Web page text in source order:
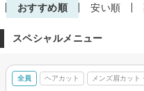
ヘナ・オーガニックカラー
デジタルパーマ
エクステ
おすすめ順 安い順
スペシャルメニュー
全員 ヘアカット メンズ眉カット